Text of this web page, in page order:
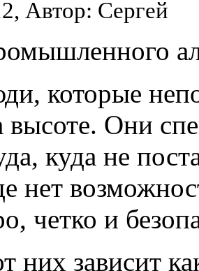
Автор: Сергей
которые
высоте. Они
куда не
нет
четко и
них зависит